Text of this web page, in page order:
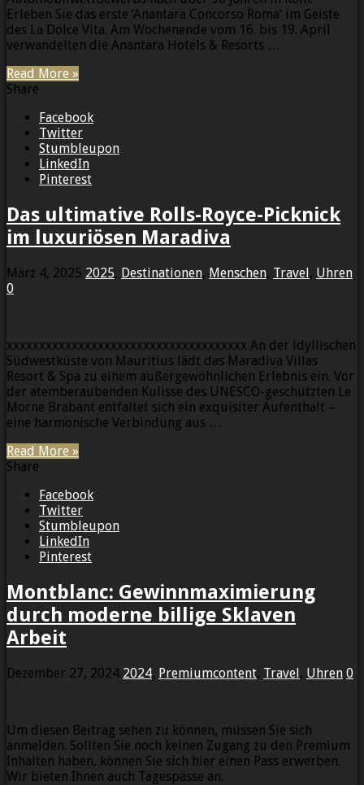
Erleben Sie das erste ‘Anantara Concorso Roma’ im Geiste
des La Dolce Vita. Am Wochenende vom 16. bis 19. April
verwandelten die Anantara Hotels & Resorts …
Read More »
Share
Facebook
Twitter
Stumbleupon
LinkedIn
Pinterest
Das ultimative Rolls-Royce-Picknick
im luxuriösen Maradiva
März 4, 2025 2025, Destinationen, Menschen, Travel, Uhren
0
xxxxxxxxxxxxxxxxxxxxxxxxxxxxxxxxxxxxx An der idyllischen
Südwestküste von Mauritius lädt das Maradiva Villas
Resort & Spa zu einem außergewöhnlichen Erlebnis ein. Vor
der atemberaubenden Kulisse des UNESCO-geschützten Le
Morne Brabant entfaltet sich ein exquisiter Aufenthalt –
eine harmonische Verbindung aus …
Read More »
Share
Facebook
Twitter
Stumbleupon
LinkedIn
Pinterest
Montblanc: Gewinnmaximierung
durch moderne billige Sklaven
Arbeit
Dezember 27, 2024 2024, Premiumcontent, Travel, Uhren 0
Um diesen Beitrag sehen zu können, müssen Sie sich
anmelden. Sollten Sie noch keinen Zugang zu den Premium
Inhalten haben, können Sie sich hier einen Pass erwerben.
Wir bieten Ihnen auch Tagespässe an.